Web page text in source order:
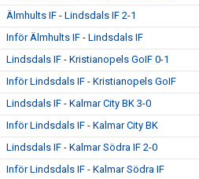
Älmhults IF - Lindsdals IF 2-1
Inför Älmhults IF - Lindsdals IF
Lindsdals IF - Kristianopels GoIF 0-1
Inför Lindsdals IF - Kristianopels GoIF
Lindsdals IF - Kalmar City BK 3-0
Inför Lindsdals IF - Kalmar City BK
Lindsdals IF - Kalmar Södra IF 2-0
Inför Lindsdals IF - Kalmar Södra IF